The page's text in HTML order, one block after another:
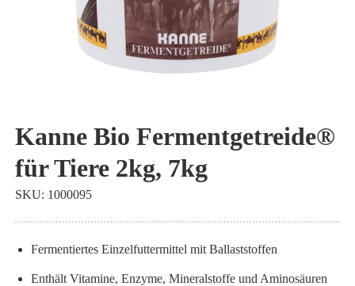
Anfang
der
Bildgalerie
springen
Kanne Bio Fermentgetreide®
für Tiere 2kg, 7kg
Fermentiertes Einzelfuttermittel mit Ballaststoffen
Enthält Vitamine, Enzyme, Mineralstoffe und Aminosäuren
SKU 1000095